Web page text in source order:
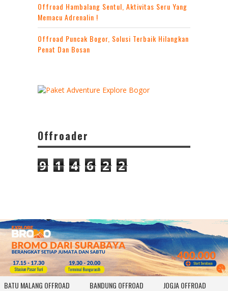
Offroad Hambalang Sentul, Aktivitas Seru Yang
Memacu Adrenalin !
Offroad Puncak Bogor, Solusi Terbaik Hilangkan
Penat Dan Bosan
Offroader
9 1 4 6 2 2
BATU MALANG OFFROAD BANDUNG OFFROAD
JOGJA OFFROAD